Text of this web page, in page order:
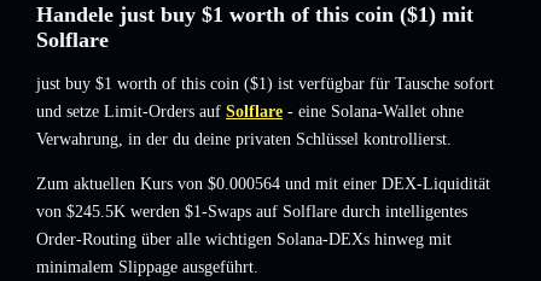
Handele just buy $1 worth of this coin ($1) mit
Solflare
just buy $1 worth of this coin ($1) ist verfügbar für Tausche sofort
und setze Limit-Orders auf Solflare - eine Solana-Wallet ohne
Verwahrung, in der du deine privaten Schlüssel kontrollierst.
Zum aktuellen Kurs von $0.000564 und mit einer DEX-Liquidität
von $245.5K werden $1-Swaps auf Solflare durch intelligentes
Order-Routing über alle wichtigen Solana-DEXs hinweg mit
minimalem Slippage ausgeführt.